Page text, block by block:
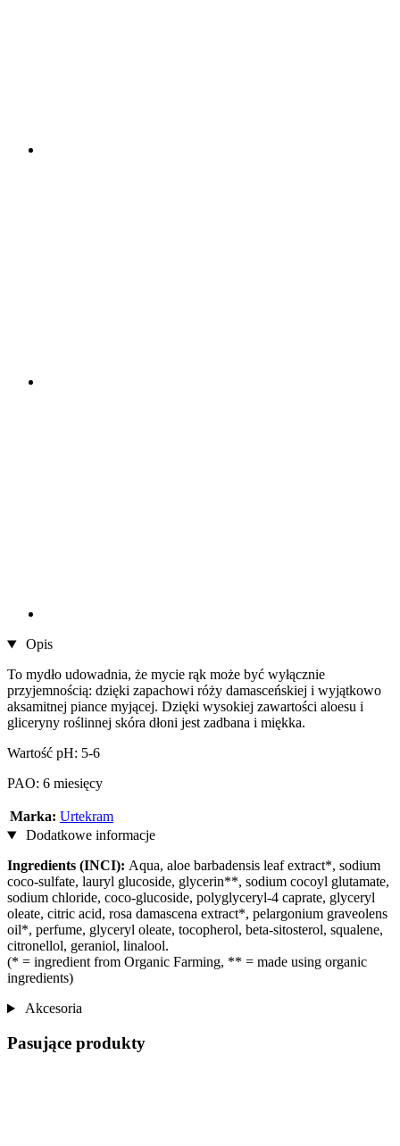
Opis
To mydło udowadnia, że ​​mycie rąk może być wyłącznie
przyjemnością: dzięki zapachowi róży damasceńskiej i wyjątkowo
aksamitnej piance myjącej. Dzięki wysokiej zawartości aloesu i
gliceryny roślinnej skóra dłoni jest zadbana i miękka.
Wartość pH: 5-6
PAO: 6 miesięcy
Marka: Urtekram
Dodatkowe informacje
Ingredients (INCI): Aqua, aloe barbadensis leaf extract*, sodium
coco-sulfate, lauryl glucoside, glycerin**, sodium cocoyl glutamate,
sodium chloride, coco-glucoside, polyglyceryl-4 caprate, glyceryl
oleate, citric acid, rosa damascena extract*, pelargonium graveolens
oil*, perfume, glyceryl oleate, tocopherol, beta-sitosterol, squalene,
citronellol, geraniol, linalool.
(* = ingredient from Organic Farming, ** = made using organic
ingredients)
Akcesoria
Pasujące produkty